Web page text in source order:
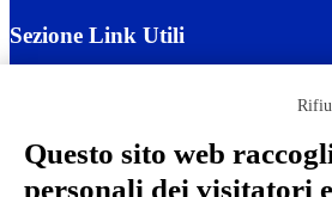
Sezione Link Utili
Ufficio Relazioni con il Pubblico
Dichiarazione di accessibilità
Obiettivi di accessibilità
Questo sito web
personali dei visitatori